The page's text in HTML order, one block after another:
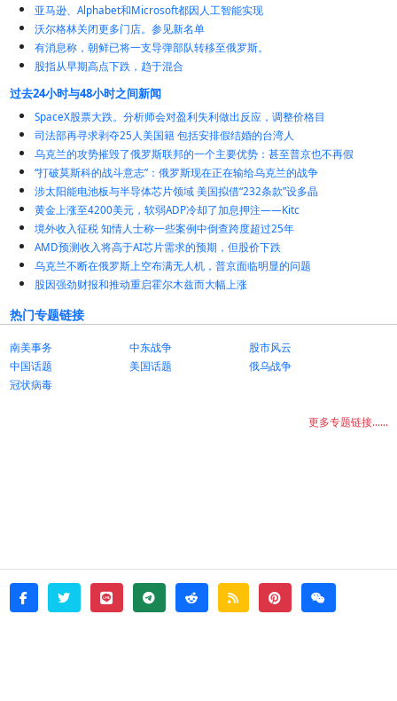
亚马逊、Alphabet和Microsoft都因人工智能实现
沃尔格林关闭更多门店。参见新名单
有消息称，朝鲜已将一支导弹部队转移至俄罗斯。
股指从早期高点下跌，趋于混合
过去24小时与48小时之间新闻
SpaceX股票大跌。分析师会对盈利失利做出反应，调整价格目
司法部再寻求剥夺25人美国籍 包括安排假结婚的台湾人
乌克兰的攻势摧毁了俄罗斯联邦的一个主要优势：甚至普京也不再假
“打破莫斯科的战斗意志”：俄罗斯现在正在输给乌克兰的战争
涉太阳能电池板与半导体芯片领域 美国拟借“232条款”设多晶
黄金上涨至4200美元，软弱ADP冷却了加息押注——Kitc
境外收入征税 知情人士称一些案例中倒查跨度超过25年
AMD预测收入将高于AI芯片需求的预期，但股价下跌
乌克兰不断在俄罗斯上空布满无人机，普京面临明显的问题
股因强劲财报和推动重启霍尔木兹而大幅上涨
热门专题链接
南美事务 中东战争
股市风云
中国话题
美国话题
俄乌战争
冠状病毒
更多专题链接......
facebook
twitter line telegramreddit rss pinterestweixin